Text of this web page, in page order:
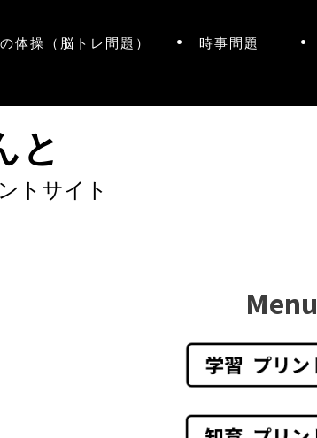
体操（脳トレ問題） 時事問題
と
トサイト
Menu